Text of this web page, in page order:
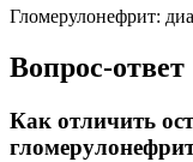
Гломерулонефрит:
Вопрос-ответ
Как отличить